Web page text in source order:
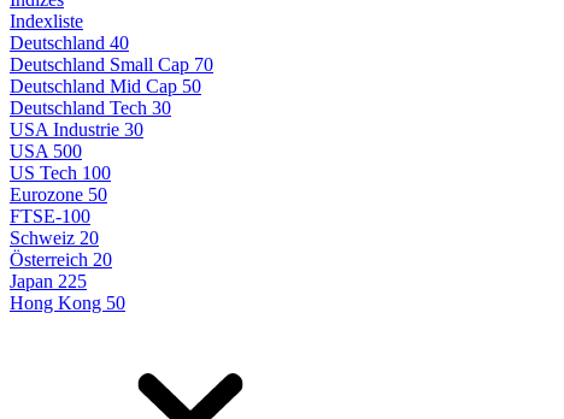
Indexliste
Deutschland 40
Deutschland Small Cap 70
Deutschland Mid Cap 50
Deutschland Tech 30
USA Industrie 30
USA 500
US Tech 100
Eurozone 50
FTSE-100
Schweiz 20
Österreich 20
Japan 225
Hong Kong 50